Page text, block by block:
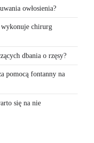
owłosienia?
wykonuje chirurg
dbania o rzęsy?
pomocą fontanny na
się na nie